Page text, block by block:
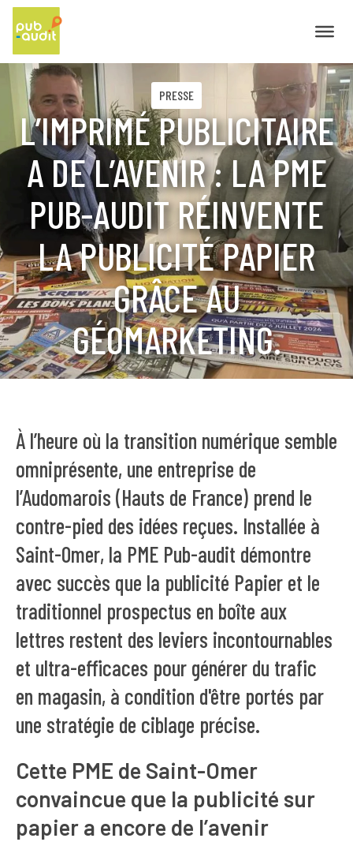
PRESSE
L’IMPRIMÉ PUBLICITAIRE
A DE L’AVENIR : LA PME
PUB-AUDIT RÉINVENTE
LA PUBLICITÉ PAPIER
GRÂCE AU
GÉOMARKETING.
À l’heure où la transition numérique semble
omniprésente, une entreprise de
l’Audomarois (Hauts de France) prend le
contre-pied des idées reçues. Installée à
Saint-Omer, la PME Pub-audit démontre
avec succès que la publicité Papier et le
traditionnel prospectus en boîte aux
lettres restent des leviers incontournables
et ultra-efficaces pour générer du trafic
en magasin, à condition d'être portés par
une stratégie de ciblage précise.
Cette PME de Saint-Omer
convaincue que la publicité sur
papier a encore de l’avenir